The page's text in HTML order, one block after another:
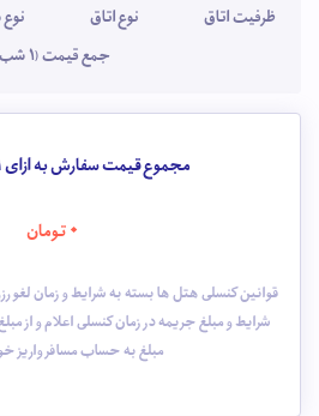
ظرفیت اتاق نوع اتاق
جمع قیمت (1 شب)
مجموع قیمت سفارش به ازای 1 شب و
0تومان
قوانین کنسلی هتل ها بسته به شرایط و زمان لغو
شرایط و مبلغ جریمه در زمان کنسلی اعلام و از
مبلغ به حساب مسافر واریز